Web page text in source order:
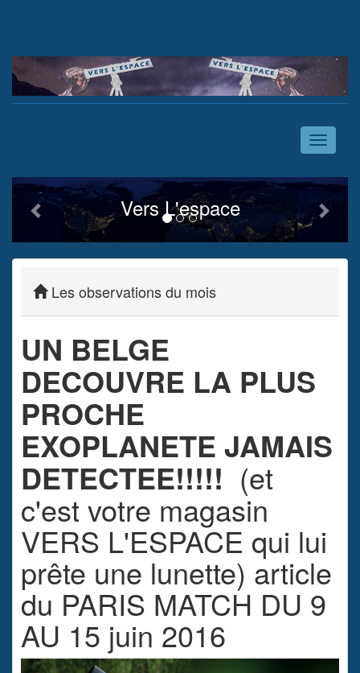
Toggle
Vers L'espace
Previous Next
Les observations du mois
UN BELGE
DECOUVRE LA PLUS
PROCHE
EXOPLANETE JAMAIS
DETECTEE!!!!! (et
c'est votre magasin
VERS L'ESPACE qui lui
prête une lunette) article
du PARIS MATCH DU 9
AU 15 juin 2016